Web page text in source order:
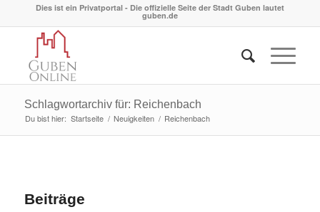
Dies ist ein Privatportal - Die offizielle Seite der Stadt Guben lautet
guben.de
Schlagwortarchiv für: Reichenbach
Du bist hier: Startseite / Neuigkeiten / Reichenbach
Beiträge